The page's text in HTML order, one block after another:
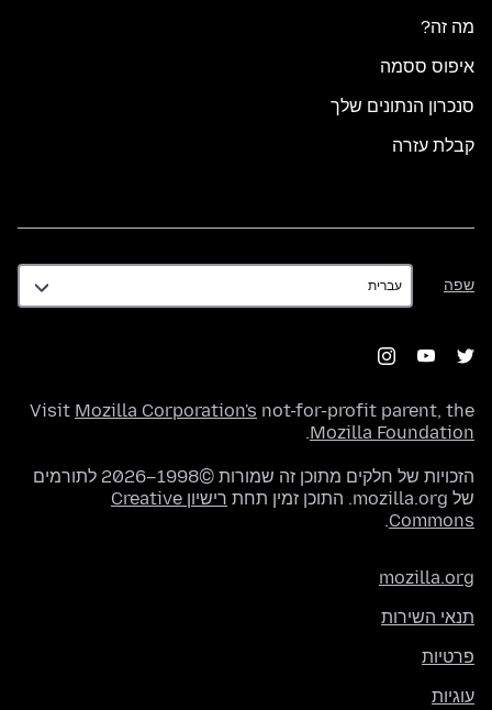
מה זה?
איפוס ססמה
סנכרון הנתונים שלך
קבלת עזרה
שפה
שפה
Visit Mozilla Corporation's not-for-profit parent, the
Mozilla Foundation
.
הזכויות של חלקים מתוכן זה שמורות ©1998–2026 לתורמים
של mozilla.org. התוכן זמין תחת
רישיון Creative
Commons
.
mozilla.org
תנאי השירות
פרטיות
עוגיות